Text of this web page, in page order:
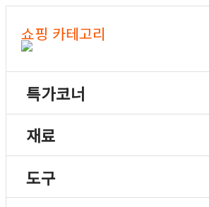
쇼핑 카테고리
특가코너
재료
도구